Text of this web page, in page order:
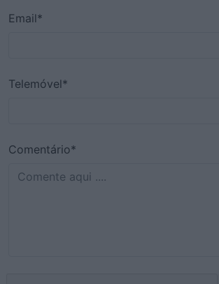
Email*
Telemóvel*
Comentário*